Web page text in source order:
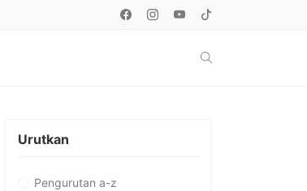
Urutkan
Pengurutan a-z